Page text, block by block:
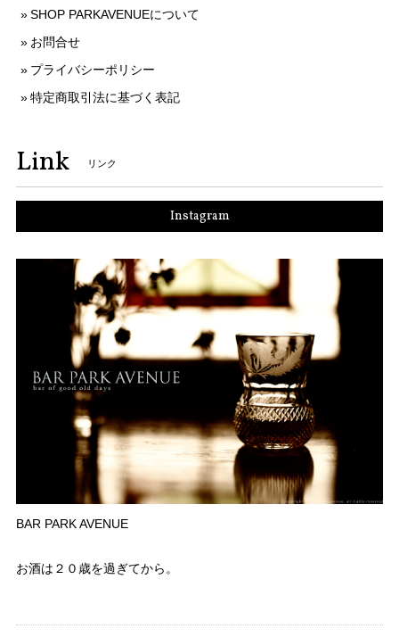
SHOP PARKAVENUEについて
お問合せ
プライバシーポリシー
特定商取引法に基づく表記
Link リンク
Instagram
BAR PARK AVENUE
お酒は２０歳を過ぎてから。